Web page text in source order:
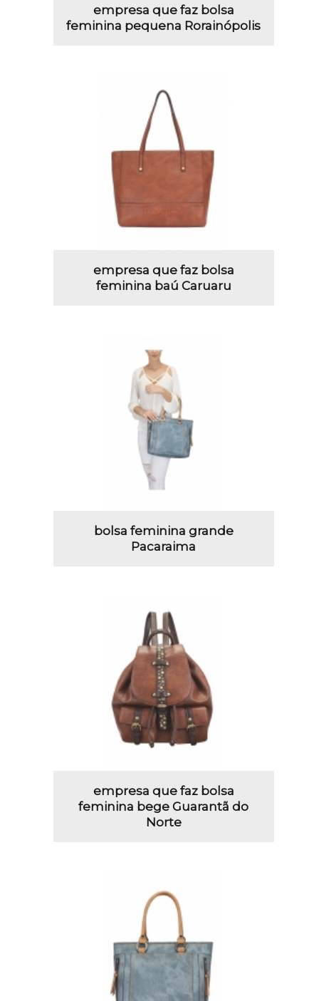
empresa que faz bolsa
feminina pequena Rorainópolis
empresa que faz bolsa
feminina baú Caruaru
bolsa feminina grande
Pacaraima
empresa que faz bolsa
feminina bege Guarantã do
Norte